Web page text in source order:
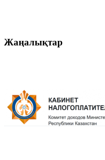
Жаңалықтар